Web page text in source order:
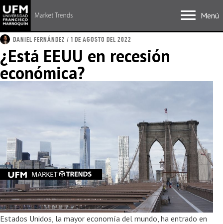
Menú
DANIEL FERNÁNDEZ / 1 DE AGOSTO DEL 2022
¿Está EEUU en recesión
económica?
Estados Unidos, la mayor economía del mundo, ha entrado en